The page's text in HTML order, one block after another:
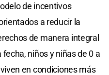
de incentivos
a reducir la
de manera integral
niños y niñas de 0 a
en condiciones más